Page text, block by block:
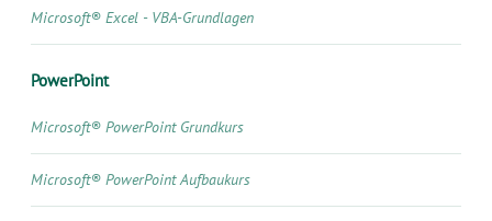
Microsoft® Excel - VBA-Grundlagen
PowerPoint
Microsoft® PowerPoint Grundkurs
Microsoft® PowerPoint Aufbaukurs